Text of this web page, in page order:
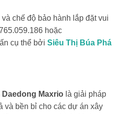
chế độ bảo hành lắp đặt vui
hoặc
cụ thể bởi Siêu Thị Búa Phá
Daedong Maxrio là giải pháp
và bền bỉ cho các dự án xây